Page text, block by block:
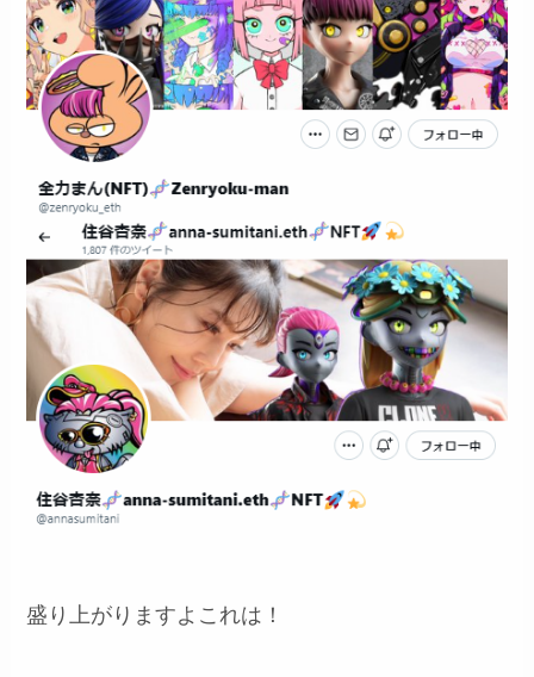
盛り上がりますよこれは！